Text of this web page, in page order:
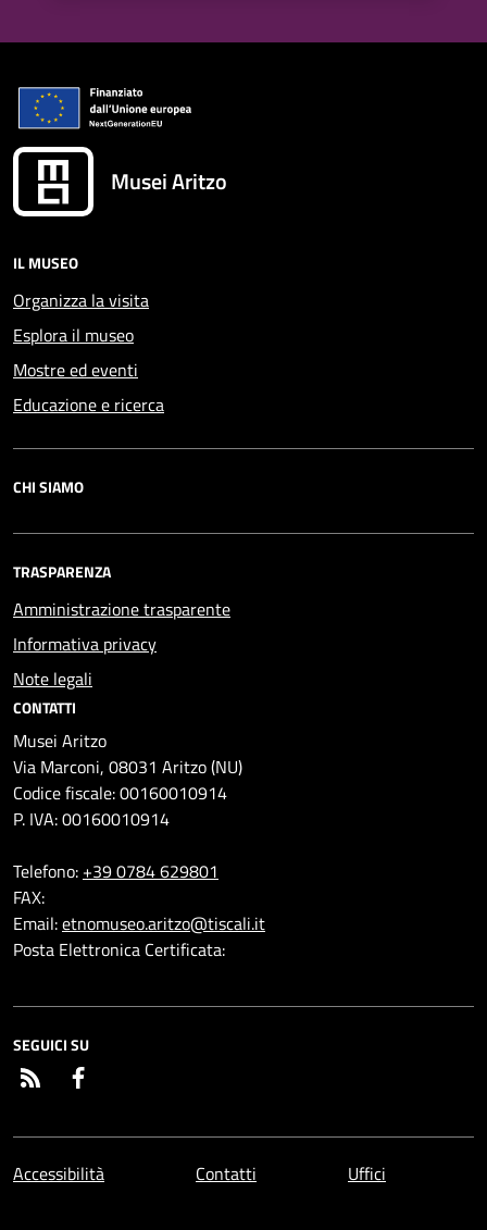
Musei Aritzo
IL MUSEO
Organizza la visita
Esplora il museo
Mostre ed eventi
Educazione e ricerca
CHI SIAMO
TRASPARENZA
Amministrazione trasparente
Informativa privacy
Note legali
CONTATTI
Musei Aritzo
Via Marconi, 08031 Aritzo (NU)
Codice fiscale: 00160010914
P. IVA: 00160010914
Telefono: +39 0784 629801
FAX:
Email:etnomuseo.aritzo@tiscali.it
Posta Elettronica Certificata:
SEGUICI SU
RSS
Accessibilità Contatti Uffici